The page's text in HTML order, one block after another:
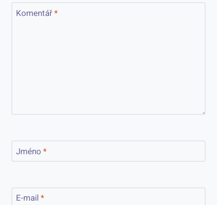
Komentář*
Jméno *
E-mail *